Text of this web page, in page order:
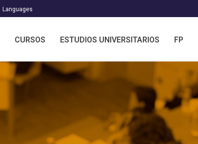
Languages
CURSOS ESTUDIOS UNIVERSITARIOS FP